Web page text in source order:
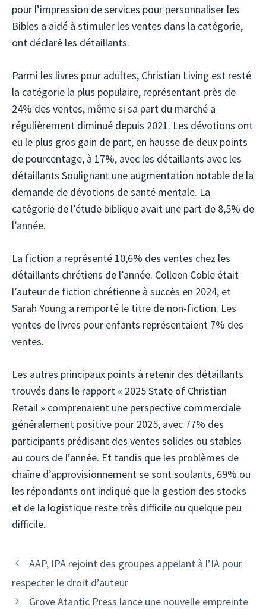
pour l’impression de services pour personnaliser les
Bibles a aidé à stimuler les ventes dans la catégorie,
ont déclaré les détaillants.
Parmi les livres pour adultes, Christian Living est resté
la catégorie la plus populaire, représentant près de
24% des ventes, même si sa part du marché a
régulièrement diminué depuis 2021. Les dévotions ont
eu le plus gros gain de part, en hausse de deux points
de pourcentage, à 17%, avec les détaillants avec les
détaillants Soulignant une augmentation notable de la
demande de dévotions de santé mentale. La
catégorie de l’étude biblique avait une part de 8,5% de
l’année.
La fiction a représenté 10,6% des ventes chez les
détaillants chrétiens de l’année. Colleen Coble était
l’auteur de fiction chrétienne à succès en 2024, et
Sarah Young a remporté le titre de non-fiction. Les
ventes de livres pour enfants représentaient 7% des
ventes.
Les autres principaux points à retenir des détaillants
trouvés dans le rapport « 2025 State of Christian
Retail » comprenaient une perspective commerciale
généralement positive pour 2025, avec 77% des
participants prédisant des ventes solides ou stables
au cours de l’année. Et tandis que les problèmes de
chaîne d’approvisionnement se sont soulants, 69% ou
les répondants ont indiqué que la gestion des stocks
et de la logistique reste très difficile ou quelque peu
difficile.
AAP, IPA rejoint des groupes appelant à l’IA pour
respecter le droit d’auteur
Grove Atantic Press lance une nouvelle empreinte